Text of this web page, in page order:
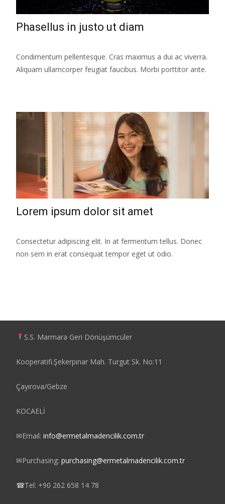
Phasellus in justo ut diam
Condimentum pellentesque. Cras maximus a dui ac viverra.
Aliquam ullamcorper feugiat faucibus. Morbi porttitor ante.
Lorem ipsum dolor sit amet
Consectetur adipiscing elit. In at fermentum tellus. Donec
non sem in erat consequat tempor eget ut odio.
S.S. Marmara Geri Dönüşümcüler
Kooperatifi.Şekerpınar Mah. Turgut Sk. No:11
Çayırova/Gebze
KOCAELİ
✉Email: info@ermetalmadencilik.com.tr
✉Purchasing: purchasing@ermetalmadencilik.com.tr
☎Tel: +90 262 658 14 78